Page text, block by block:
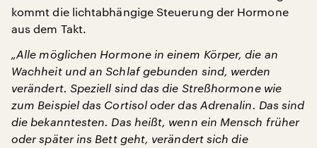
kommt die lichtabhängige Steuerung der Hormone
aus dem Takt.
„Alle möglichen Hormone in einem Körper, die an
Wachheit und an Schlaf gebunden sind, werden
verändert. Speziell sind das die Streßhormone wie
zum Beispiel das Cortisol oder das Adrenalin. Das sind
die bekanntesten. Das heißt, wenn ein Mensch früher
oder später ins Bett geht, verändert sich die